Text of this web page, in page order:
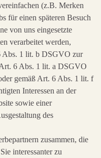
(z.B. Merken
für einen späteren Besuch
von uns eingesetzte
verarbeitet werden,
Abs. 1 lit. b DSGVO zur
6 Abs. 1 lit. a DSGVO
gemäß Art. 6 Abs. 1 lit. f
Interessen an der
sowie einer
des
zusammen, die
interessanter zu